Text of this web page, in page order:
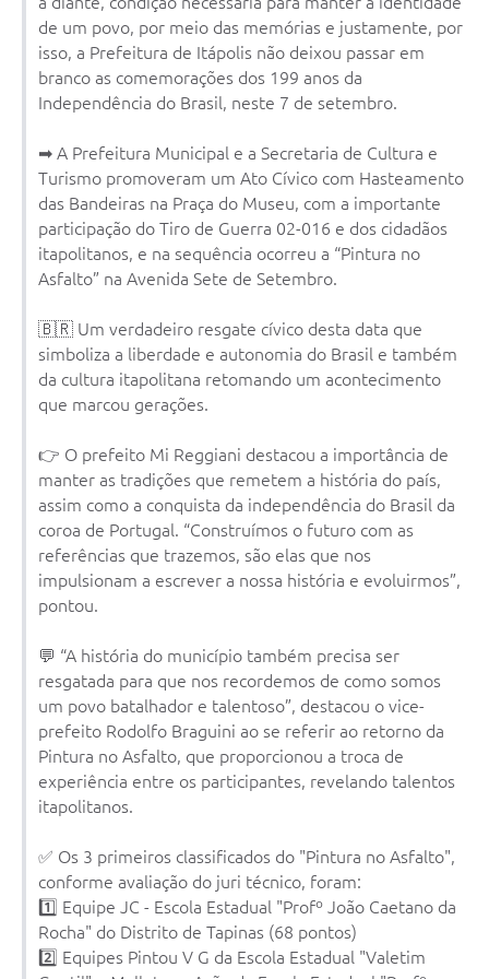
Documentos
Distritos
Água de Qualidade
Gasoduto (Gás Natural)
Feriados Municipais
Bairros Rurais
História
Galeria de Fotos
Audiências Públicas
Arquivos para Download
Carta de Serviços
Notícias
Turismo
Projetos
Contas Públicas
Links
Telefones Úteis
Enquete
Jornal
Agenda
de um povo, por meio das memórias e justamente, por
isso, a Prefeitura de Itápolis não deixou passar em
branco as comemorações dos 199 anos da
Independência do Brasil, neste 7 de setembro.
➡ A Prefeitura Municipal e a Secretaria de Cultura e
Turismo promoveram um Ato Cívico com Hasteamento
das Bandeiras na Praça do Museu, com a importante
participação do Tiro de Guerra 02-016 e dos cidadãos
itapolitanos, e na sequência ocorreu a “Pintura no
Asfalto” na Avenida Sete de Setembro.
🇧🇷 Um verdadeiro resgate cívico desta data que
simboliza a liberdade e autonomia do Brasil e também
da cultura itapolitana retomando um acontecimento
que marcou gerações.
👉 O prefeito Mi Reggiani destacou a importância de
manter as tradições que remetem a história do país,
assim como a conquista da independência do Brasil da
coroa de Portugal. “Construímos o futuro com as
referências que trazemos, são elas que nos
impulsionam a escrever a nossa história e evoluirmos”,
pontou.
💬 “A história do município também precisa ser
resgatada para que nos recordemos de como somos
um povo batalhador e talentoso”, destacou o vice-
prefeito Rodolfo Braguini ao se referir ao retorno da
Pintura no Asfalto, que proporcionou a troca de
experiência entre os participantes, revelando talentos
itapolitanos.
✅ Os 3 primeiros classificados do "Pintura no Asfalto",
conforme avaliação do juri técnico, foram:
1️⃣ Equipe JC - Escola Estadual "Profº João Caetano da
Rocha" do Distrito de Tapinas (68 pontos)
2️⃣ Equipes Pintou V G da Escola Estadual "Valetim